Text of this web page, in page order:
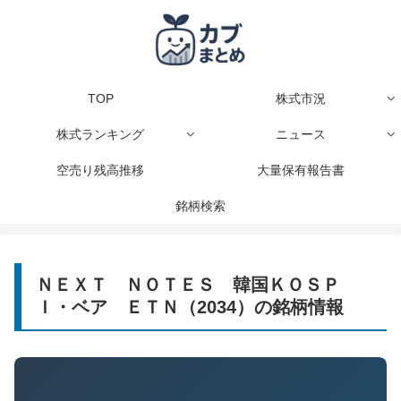
TOP 株式市況
株式ランキング ニュース
空売り残高推移 大量保有報告書
銘柄検索
ＮＥＸＴ ＮＯＴＥＳ 韓国ＫＯＳＰ
Ｉ・ベア ＥＴＮ（2034）の銘柄情報